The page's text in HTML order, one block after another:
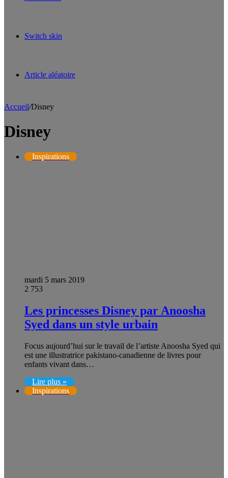
Switch skin
Article aléatoire
Accueil/Disney
Disney
Inspirations
mardi 5 mars 2019
2 753
Les princesses Disney par Anoosha
Syed dans un style urbain
Focus aujourd’hui sur le travail de l’artiste Anoosha Syed qui
est une illustratrice pakistano-canadienne de livres pour
enfants vivant dans…
Lire plus »
Inspirations